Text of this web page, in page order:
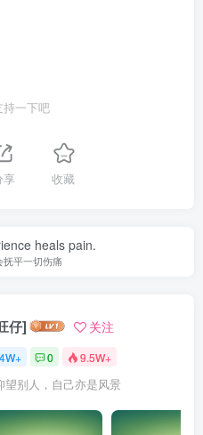
持一下吧
享 收藏
heals pain.
平一切伤痛
仔] 关注
0 9.5W+
望别人，自己亦是风景